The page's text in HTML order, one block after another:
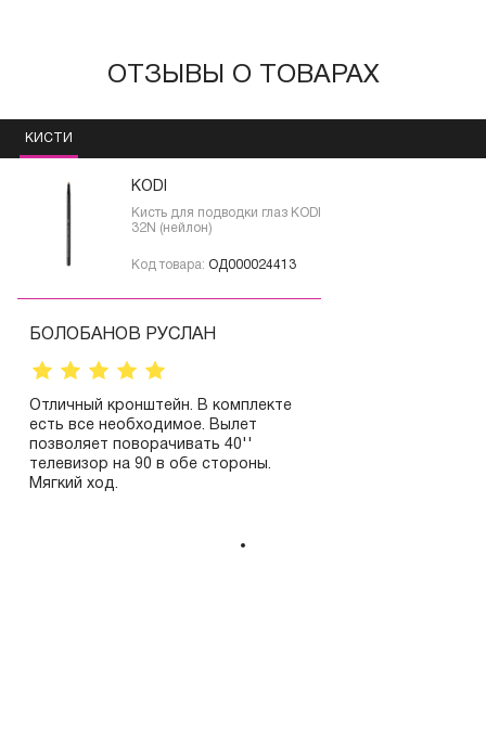
ОТЗЫВЫ О ТОВАРАХ
КИСТИ
KODI
Кисть для подводки глаз KODI
32N (нейлон)
Код товара: ОД000024413
БОЛОБАНОВ РУСЛАН
Отличный кронштейн. В комплекте
есть все необходимое. Вылет
позволяет поворачивать 40''
телевизор на 90 в обе стороны.
Мягкий ход.